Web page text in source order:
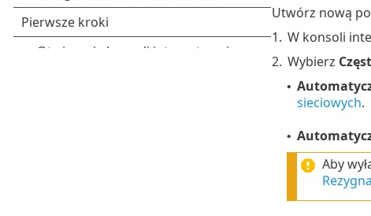
Utwórz nową
1. W konsoli
2. Wybierz
•
sieciowych.
•
Aby